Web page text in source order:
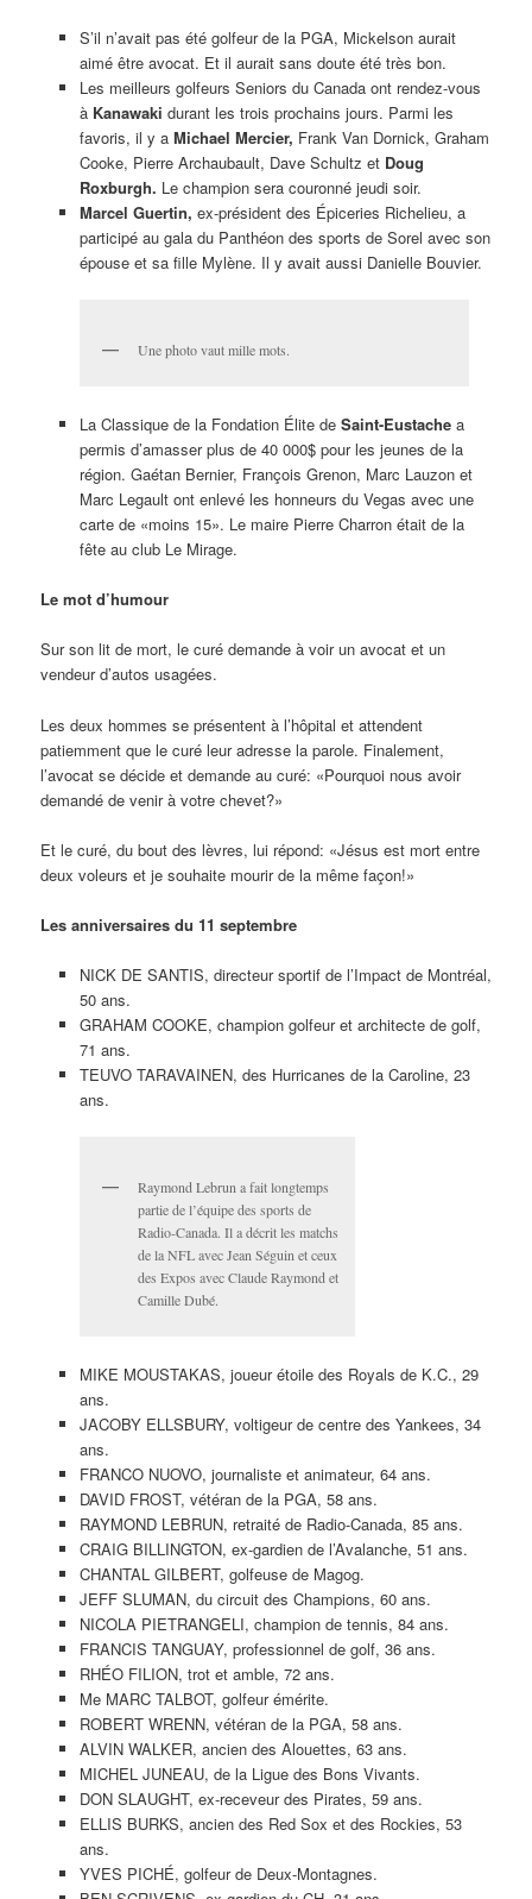
S’il n’avait pas été golfeur de la PGA, Mickelson aurait
aimé être avocat. Et il aurait sans doute été très bon.
Les meilleurs golfeurs Seniors du Canada ont rendez-vous
à Kanawaki durant les trois prochains jours. Parmi les
favoris, il y a Michael Mercier, Frank Van Dornick, Graham
Cooke, Pierre Archaubault, Dave Schultz et Doug
Roxburgh. Le champion sera couronné jeudi soir.
Marcel Guertin, ex-président des Épiceries Richelieu, a
participé au gala du Panthéon des sports de Sorel avec son
épouse et sa fille Mylène. Il y avait aussi Danielle Bouvier.
Une photo vaut mille mots.
La Classique de la Fondation Élite de Saint-Eustachea
permis d’amasser plus de 40 000$ pour les jeunes de la
région. Gaétan Bernier, François Grenon, Marc Lauzon et
Marc Legault ont enlevé les honneurs du Vegas avec une
carte de «moins 15». Le maire Pierre Charron était de la
fête au club Le Mirage.
Le mot d’humour
Sur son lit de mort, le curé demande à voir un avocat et un
vendeur d’autos usagées.
Les deux hommes se présentent à l’hôpital et attendent
patiemment que le curé leur adresse la parole. Finalement,
l’avocat se décide et demande au curé: «Pourquoi nous avoir
demandé de venir à votre chevet?»
Et le curé, du bout des lèvres, lui répond: «Jésus est mort entre
deux voleurs et je souhaite mourir de la même façon!»
Les anniversaires du 11 septembre
NICK DE SANTIS, directeur sportif de l’Impact de Montréal,
50 ans.
GRAHAM COOKE, champion golfeur et architecte de golf,
71 ans.
TEUVO TARAVAINEN, des Hurricanes de la Caroline, 23
ans.
Raymond Lebrun a fait longtemps
partie de l’équipe des sports de
Radio-Canada. Il a décrit les matchs
de la NFL avec Jean Séguin et ceux
des Expos avec Claude Raymond et
Camille Dubé.
MIKE MOUSTAKAS, joueur étoile des Royals de K.C., 29
ans.
JACOBY ELLSBURY, voltigeur de centre des Yankees, 34
ans.
FRANCO NUOVO, journaliste et animateur, 64 ans.
DAVID FROST, vétéran de la PGA, 58 ans.
RAYMOND LEBRUN, retraité de Radio-Canada, 85 ans.
CRAIG BILLINGTON, ex-gardien de l’Avalanche, 51 ans.
CHANTAL GILBERT, golfeuse de Magog.
JEFF SLUMAN, du circuit des Champions, 60 ans.
NICOLA PIETRANGELI, champion de tennis, 84 ans.
FRANCIS TANGUAY, professionnel de golf, 36 ans.
RHÉO FILION, trot et amble, 72 ans.
Me MARC TALBOT, golfeur émérite.
ROBERT WRENN, vétéran de la PGA, 58 ans.
ALVIN WALKER, ancien des Alouettes, 63 ans.
MICHEL JUNEAU, de la Ligue des Bons Vivants.
DON SLAUGHT, ex-receveur des Pirates, 59 ans.
ELLIS BURKS, ancien des Red Sox et des Rockies, 53
ans.
YVES PICHÉ, golfeur de Deux-Montagnes.